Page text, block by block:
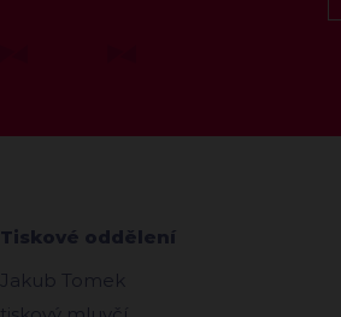
Tiskové oddělení
Jakub Tomek